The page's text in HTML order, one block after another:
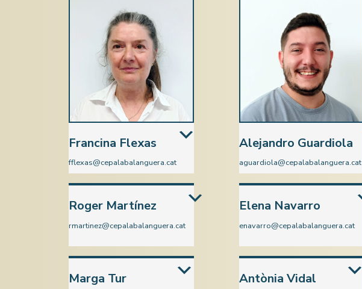
Francina Flexas
fflexas@cepalabalanguera.cat
Matemàtiques i Química
Alejandro Guardiola
aguardiola@cepalabalanguera.cat
Català
Roger Martínez
rmartinez@cepalabalanguera.cat
Elena Navarro
enavarro@cepalabalanguera.cat
Marga Tur Antònia Vidal